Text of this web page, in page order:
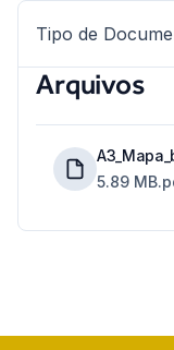
Tipo de
Arquivos
5.89 MB